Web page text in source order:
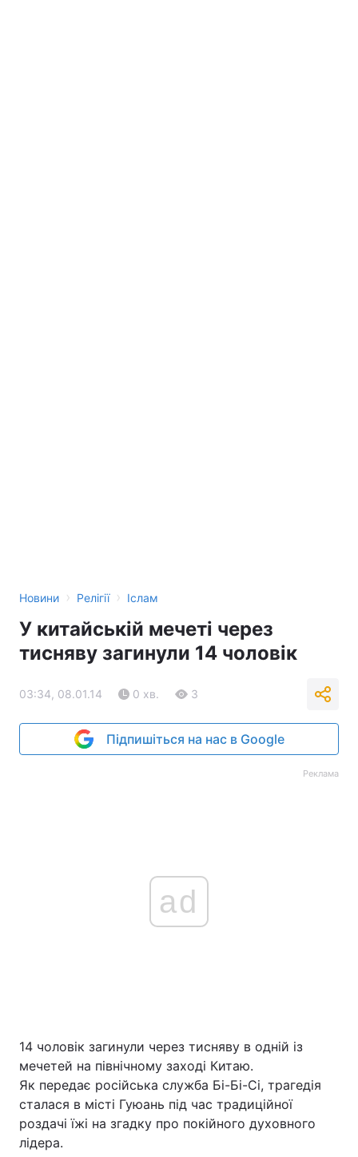
Новини › Релігії › Іслам
У китайській мечеті через
тисняву загинули 14 чоловік
03:34, 08.01.14 0 хв. 3
Підпишіться на нас в Google
Реклама
ad
14 чоловік загинули через тисняву в одній із
мечетей на північному заході Китаю.
Як передає російська служба Бі-Бі-Сі, трагедія
сталася в місті Гуюань під час традиційної
роздачі їжі на згадку про покійного духовного
лідера.